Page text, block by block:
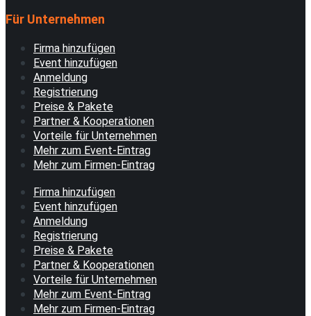
Für Unternehmen
Firma hinzufügen
Event hinzufügen
Anmeldung
Registrierung
Preise & Pakete
Partner & Kooperationen
Vorteile für Unternehmen
Mehr zum Event-Eintrag
Mehr zum Firmen-Eintrag
Firma hinzufügen
Event hinzufügen
Anmeldung
Registrierung
Preise & Pakete
Partner & Kooperationen
Vorteile für Unternehmen
Mehr zum Event-Eintrag
Mehr zum Firmen-Eintrag